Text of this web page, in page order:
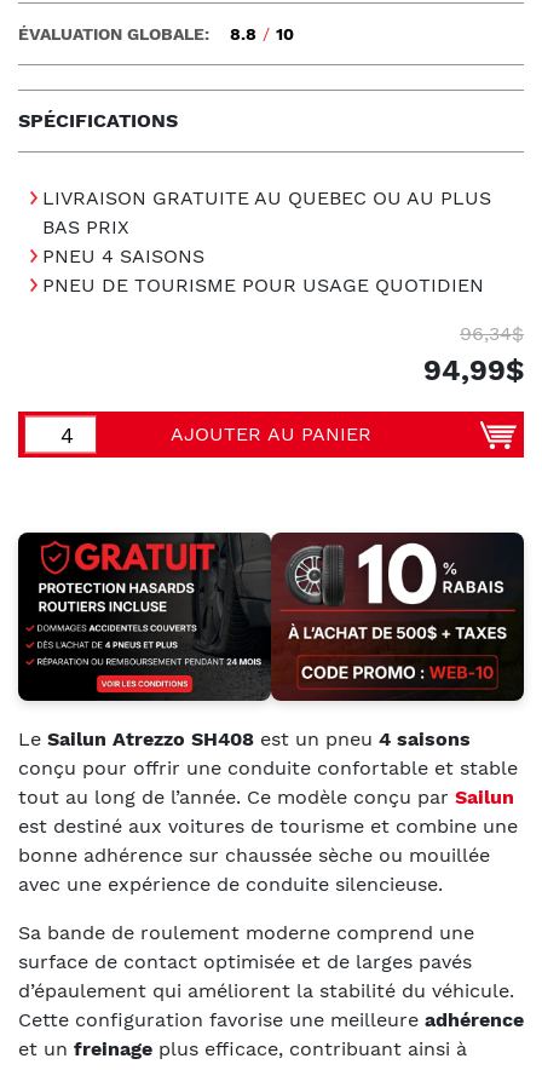
SPÉCIFICATIONS
ÉVALUATION GLOBALE: 8.8 / 10
LIVRAISON GRATUITE AU QUEBEC OU AU PLUS
BAS PRIX
PNEU 4 SAISONS
PNEU DE TOURISME POUR USAGE QUOTIDIEN
96,34$
94,99$
AJOUTER AU PANIER
Le Sailun Atrezzo SH408 est un pneu 4 saisons
conçu pour offrir une conduite confortable et stable
tout au long de l’année. Ce modèle conçu par Sailun
est destiné aux voitures de tourisme et combine une
bonne adhérence sur chaussée sèche ou mouillée
avec une expérience de conduite silencieuse.
Sa bande de roulement moderne comprend une
surface de contact optimisée et de larges pavés
d’épaulement qui améliorent la stabilité du véhicule.
Cette configuration favorise une meilleure adhérence
et un freinage plus efficace, contribuant ainsi à